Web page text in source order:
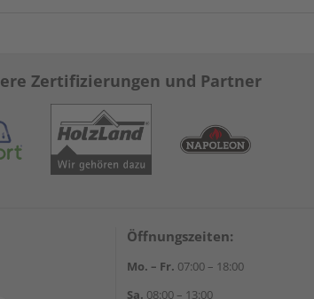
Zertifizierungen und Partner
Öffnungszeiten:
Mo. – Fr. 07:00 – 18:00
Sa. 08:00 – 13:00